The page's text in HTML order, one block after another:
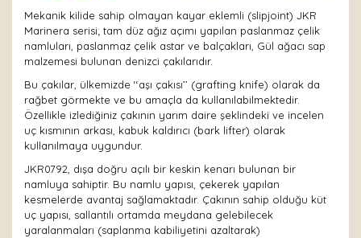
Mekanik kilide sahip olmayan kayar eklemli (slipjoint) JKR
Marinera serisi; tam düz ağız açımı yapılan paslanmaz çelik
namluları, paslanmaz çelik astar ve balçakları, Gül ağacı sap
malzemesi bulunan denizci çakılarıdır.
Bu çakılar, ülkemizde ‘‘aşı çakısı’’ (grafting knife) olarak da
rağbet görmekte ve bu amaçla da kullanılabilmektedir.
Özellikle izlediğiniz çakının yarım daire şeklindeki ve incelen
uç kısmının arkası, kabuk kaldırıcı (bark lifter) olarak
kullanılmaya uygundur.
JKR0792, dışa doğru açılı bir keskin kenarı bulunan bir
namluya sahiptir. Bu namlu yapısı, çekerek yapılan
kesmelerde avantaj sağlamaktadır. Çakının sahip olduğu küt
uç yapısı, sallantılı ortamda meydana gelebilecek
yaralanmaları (saplanma kabiliyetini azaltarak)